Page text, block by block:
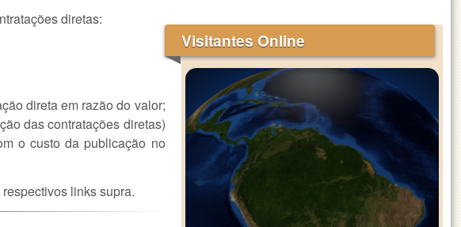
diretas:
direta em razão do valor;
das contratações diretas)
o custo da publicação no
links supra.
Visitantes Online